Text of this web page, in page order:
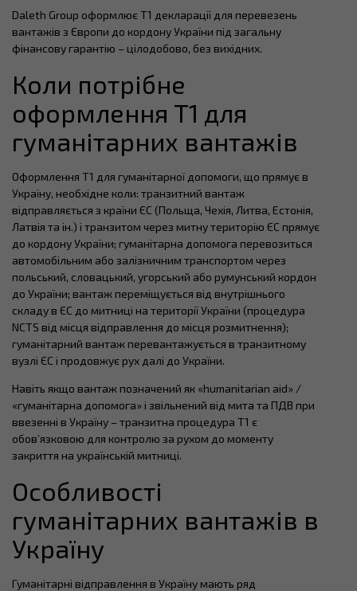
Daleth Group оформлює T1 декларації для перевезень
вантажів з Європи до кордону України під загальну
фінансову гарантію – цілодобово, без вихідних.
Коли потрібне
оформлення T1 для
гуманітарних вантажів
Оформлення T1 для гуманітарної допомоги, що прямує в
Україну, необхідне коли: транзитний вантаж
відправляється з країни ЄС (Польща, Чехія, Литва, Естонія,
Латвія та ін.) і транзитом через митну територію ЄС прямує
до кордону України; гуманітарна допомога перевозиться
автомобільним або залізничним транспортом через
польський, словацький, угорський або румунський кордон
до України; вантаж переміщується від внутрішнього
складу в ЄС до митниці на території України (процедура
NCTS від місця відправлення до місця розмитнення);
гуманітарний вантаж перевантажується в транзитному
вузлі ЄС і продовжує рух далі до України.
Навіть якщо вантаж позначений як «humanitarian aid» /
«гуманітарна допомога» і звільнений від мита та ПДВ при
ввезенні в Україну – транзитна процедура T1 є
обов’язковою для контролю за рухом до моменту
закриття на українській митниці.
Особливості
гуманітарних вантажів в
Україну
Гуманітарні відправлення в Україну мають ряд